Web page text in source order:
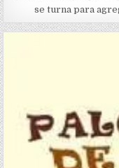
se turna para